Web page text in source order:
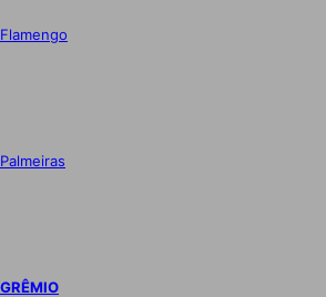
Flamengo
Palmeiras
GRÊMIO